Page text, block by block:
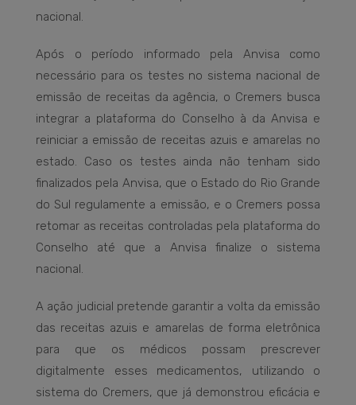
nacional.
Após o período informado pela Anvisa como
necessário para os testes no sistema nacional de
emissão de receitas da agência, o Cremers busca
integrar a plataforma do Conselho à da Anvisa e
reiniciar a emissão de receitas azuis e amarelas no
estado. Caso os testes ainda não tenham sido
finalizados pela Anvisa, que o Estado do Rio Grande
do Sul regulamente a emissão, e o Cremers possa
retomar as receitas controladas pela plataforma do
Conselho até que a Anvisa finalize o sistema
nacional.
A ação judicial pretende garantir a volta da emissão
das receitas azuis e amarelas de forma eletrônica
para que os médicos possam prescrever
digitalmente esses medicamentos, utilizando o
sistema do Cremers, que já demonstrou eficácia e